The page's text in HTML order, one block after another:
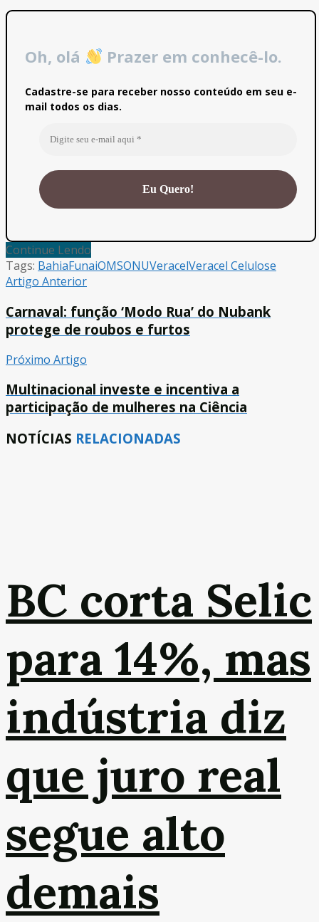
Oh, olá Prazer em conhecê-lo.
Cadastre-se para receber nosso conteúdo em seu e-
mail todos os dias.
Continue Lendo
Tags: BahiaFunaiOMSONUVeracelVeracel Celulose
Artigo Anterior
Carnaval: função ‘Modo Rua’ do Nubank
protege de roubos e furtos
Próximo Artigo
Multinacional investe e incentiva a
participação de mulheres na Ciência
NOTÍCIAS RELACIONADAS
BC corta Selic
para 14%, mas
indústria diz
que juro real
segue alto
demais